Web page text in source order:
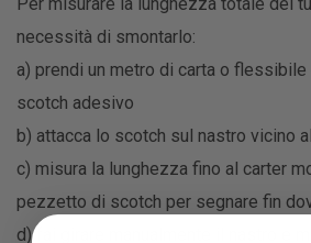
necessità di smontarlo:
a) prendi un metro di carta o
scotch adesivo
b) attacca lo scotch sul nastro vicino
c) misura la lunghezza fino al carter
pezzetto di scotch per segnare fin
d) fai girare manualmente il nastro e